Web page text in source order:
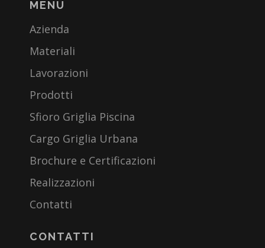
MENU
Azienda
Materiali
Lavorazioni
Prodotti
Sfioro Griglia Piscina
Cargo Griglia Urbana
Brochure e Certificazioni
Realizzazioni
Contatti
CONTATTI